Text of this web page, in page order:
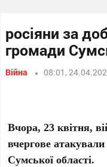
росіяни за
громади
Війна 08:01,
Вчора, 23 квітня,
вчергове
Сумської області.